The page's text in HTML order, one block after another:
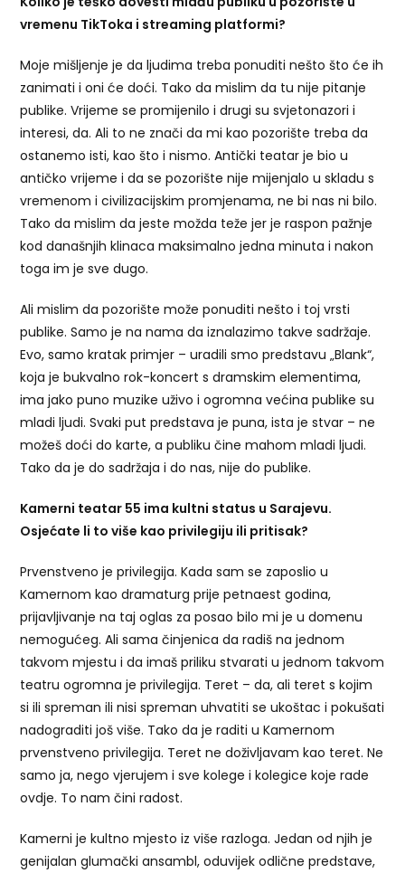
vremenu TikToka i streaming platformi?
Moje mišljenje je da ljudima treba ponuditi nešto što će ih
zanimati i oni će doći. Tako da mislim da tu nije pitanje
publike. Vrijeme se promijenilo i drugi su svjetonazori i
interesi, da. Ali to ne znači da mi kao pozorište treba da
ostanemo isti, kao što i nismo. Antički teatar je bio u
antičko vrijeme i da se pozorište nije mijenjalo u skladu s
vremenom i civilizacijskim promjenama, ne bi nas ni bilo.
Tako da mislim da jeste možda teže jer je raspon pažnje
kod današnjih klinaca maksimalno jedna minuta i nakon
toga im je sve dugo.
Ali mislim da pozorište može ponuditi nešto i toj vrsti
publike. Samo je na nama da iznalazimo takve sadržaje.
Evo, samo kratak primjer – uradili smo predstavu „Blank“,
koja je bukvalno rok-koncert s dramskim elementima,
ima jako puno muzike uživo i ogromna većina publike su
mladi ljudi. Svaki put predstava je puna, ista je stvar – ne
možeš doći do karte, a publiku čine mahom mladi ljudi.
Tako da je do sadržaja i do nas, nije do publike.
Kamerni teatar 55 ima kultni status u Sarajevu.
Osjećate li to više kao privilegiju ili pritisak?
Prvenstveno je privilegija. Kada sam se zaposlio u
Kamernom kao dramaturg prije petnaest godina,
prijavljivanje na taj oglas za posao bilo mi je u domenu
nemogućeg. Ali sama činjenica da radiš na jednom
takvom mjestu i da imaš priliku stvarati u jednom takvom
teatru ogromna je privilegija. Teret – da, ali teret s kojim
si ili spreman ili nisi spreman uhvatiti se ukoštac i pokušati
nadograditi još više. Tako da je raditi u Kamernom
prvenstveno privilegija. Teret ne doživljavam kao teret. Ne
samo ja, nego vjerujem i sve kolege i kolegice koje rade
ovdje. To nam čini radost.
Kamerni je kultno mjesto iz više razloga. Jedan od njih je
genijalan glumački ansambl, oduvijek odlične predstave,